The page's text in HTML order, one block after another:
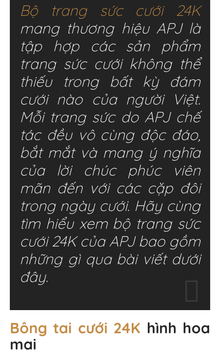
Bộ trang sức cưới 24K
mang thương hiệu APJ là
tập hợp các sản phẩm
trang sức cưới không thể
thiếu trong bất kỳ đám
cưới nào của người Việt.
Mỗi trang sức do APJ chế
tác đều vô cùng độc đáo,
bắt mắt và mang ý nghĩa
của lời chúc phúc viên
mãn đến với các cặp đôi
trong ngày cưới. Hãy cùng
tìm hiểu xem bộ trang sức
cưới 24K của APJ bao gồm
những gì qua bài viết dưới
đây.
Bông tai cưới 24K hình hoa
mai